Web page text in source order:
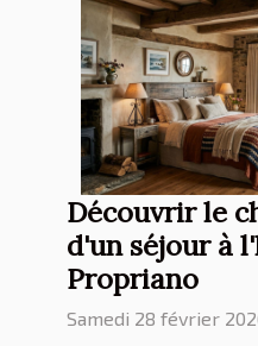
Découvrir le
d'un séjour à
Propriano
Samedi 28 février